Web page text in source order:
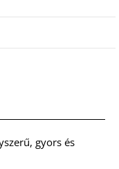
gyors és